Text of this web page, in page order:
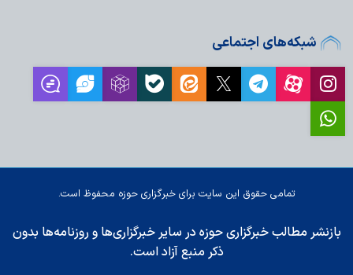
شبکه‌های اجتماعی
تمامی حقوق این سایت برای خبرگزاری حوزه محفوظ است.
بازنشر مطالب خبرگزاری حوزه در سایر خبرگزاری‌ها و روزنامه‌ها بدون
ذکر منبع آزاد است.